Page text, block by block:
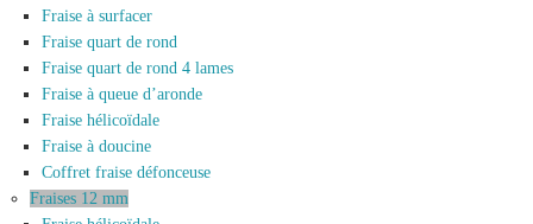
Fraise à surfacer
Fraise quart de rond
Fraise quart de rond 4 lames
Fraise à queue d’aronde
Fraise hélicoïdale
Fraise à doucine
Coffret fraise défonceuse
Fraises 12 mm